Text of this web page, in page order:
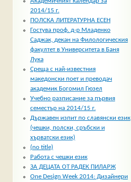
2014/15 г.
ПОЛСКА ЛИТЕРАТУРНА ЕСЕН
Гостува проф. д-р Младенко
Саджак, декан на Филологическия
факултет в Университета в Баня
Лука
Среща с най-известния
македонски поет и преводач
академик Богомил Гюзел
Учебно разписание за първия
семестър на 2014/15 г.
Държавен изпит по славянски език
(чешки, полски, сръбски и
хърватски език)
(no title)
Работа с чешки език
ЗА ДЕЦАТА ОТ РАДЕК ПИЛАРЖ
One Design Week 2014: Дизайнери